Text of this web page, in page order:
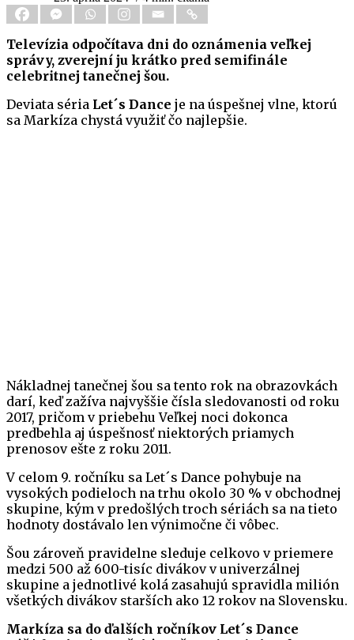
Televízia odpočítava dni do oznámenia veľkej
správy, zverejní ju krátko pred semifinále
celebritnej tanečnej šou.
Deviata séria Let´s Dance je na úspešnej vlne, ktorú
sa Markíza chystá využiť čo najlepšie.
Nákladnej tanečnej šou sa tento rok na obrazovkách
darí, keď zažíva najvyššie čísla sledovanosti od roku
2017, pričom v priebehu Veľkej noci dokonca
predbehla aj úspešnosť niektorých priamych
prenosov ešte z roku 2011.
V celom 9. ročníku sa Let´s Dance pohybuje na
vysokých podieloch na trhu okolo 30 % v obchodnej
skupine, kým v predošlých troch sériách sa na tieto
hodnoty dostávalo len výnimočne či vôbec.
Šou zároveň pravidelne sleduje celkovo v priemere
medzi 500 až 600-tisíc divákov v univerzálnej
skupine a jednotlivé kolá zasahujú spravidla milión
všetkých divákov starších ako 12 rokov na Slovensku.
Markíza sa do ďalších ročníkov Let´s Dance